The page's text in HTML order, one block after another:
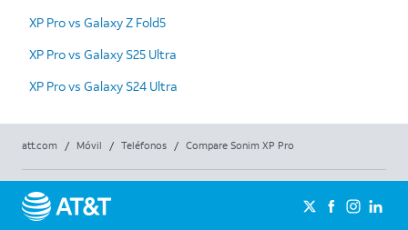
XP Pro vs Galaxy Z Fold5
XP Pro vs Galaxy S25 Ultra
XP Pro vs Galaxy S24 Ultra
att.com / Móvil / Teléfonos / Compare Sonim XP Pro